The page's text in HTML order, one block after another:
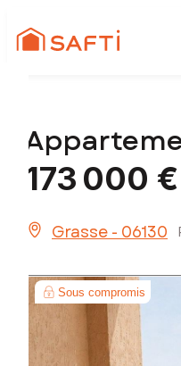
173 000 €
Grasse - 06130
Sous compromis